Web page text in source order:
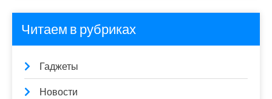
Читаем в рубриках
Гаджеты
Новости